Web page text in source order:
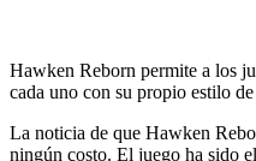
Hawken Reborn permite a los
cada uno con su propio estilo
La noticia de que Hawken
ningún costo. El juego ha sido